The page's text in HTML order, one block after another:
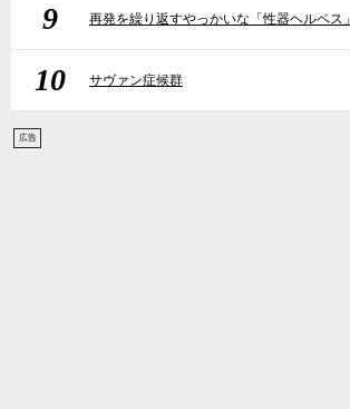
9 再発を繰り返すやっかいな「性器ヘルペス」
10 サヴァン症候群
広告